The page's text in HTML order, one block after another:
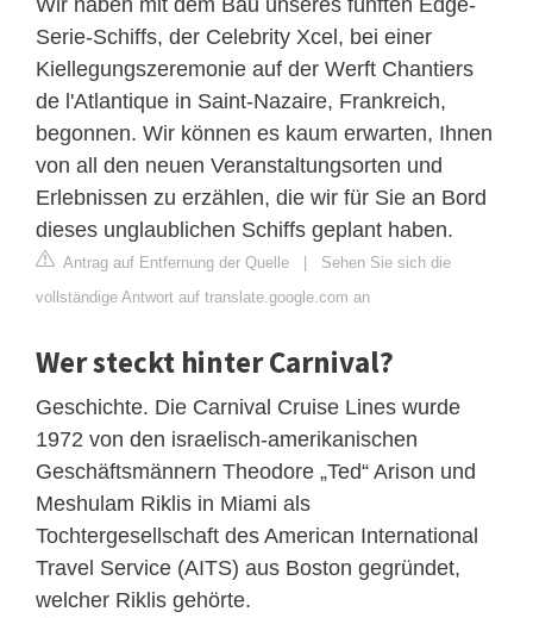
Serie-Schiffs, der Celebrity Xcel, bei einer
Kiellegungszeremonie auf der Werft Chantiers
de l'Atlantique in Saint-Nazaire, Frankreich,
begonnen. Wir können es kaum erwarten, Ihnen
von all den neuen Veranstaltungsorten und
Erlebnissen zu erzählen, die wir für Sie an Bord
dieses unglaublichen Schiffs geplant haben.
Antrag auf Entfernung der Quelle | Sehen Sie sich die
vollständige Antwort auf translate.google.com an
Wer steckt hinter Carnival?
Geschichte. Die Carnival Cruise Lines wurde
1972 von den israelisch-amerikanischen
Geschäftsmännern Theodore „Ted“ Arison und
Meshulam Riklis in Miami als
Tochtergesellschaft des American International
Travel Service (AITS) aus Boston gegründet,
welcher Riklis gehörte.